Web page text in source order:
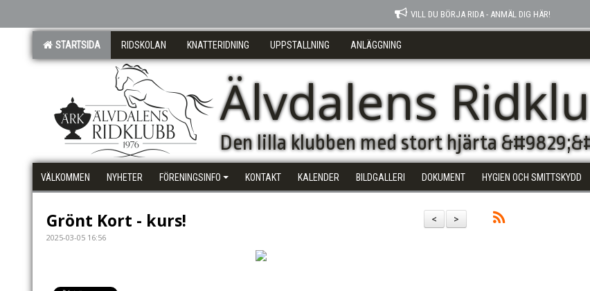
VILL DU BÖRJA RIDA - ANMÄL DIG HÄR!
STARTSIDA RIDSKOLAN KNATTERIDNING UPPSTALLNING ANLÄGGNING
Älvdalens
Den lilla klubben med stort hjärta
VÄLKOMMEN NYHETER FÖRENINGSINFO KONTAKT KALENDER BILDGALLERI DOKUMENT HYGIEN OCH SMITTSKYDD
>
<
Grönt Kort - kurs!
2025-03-05 16:56